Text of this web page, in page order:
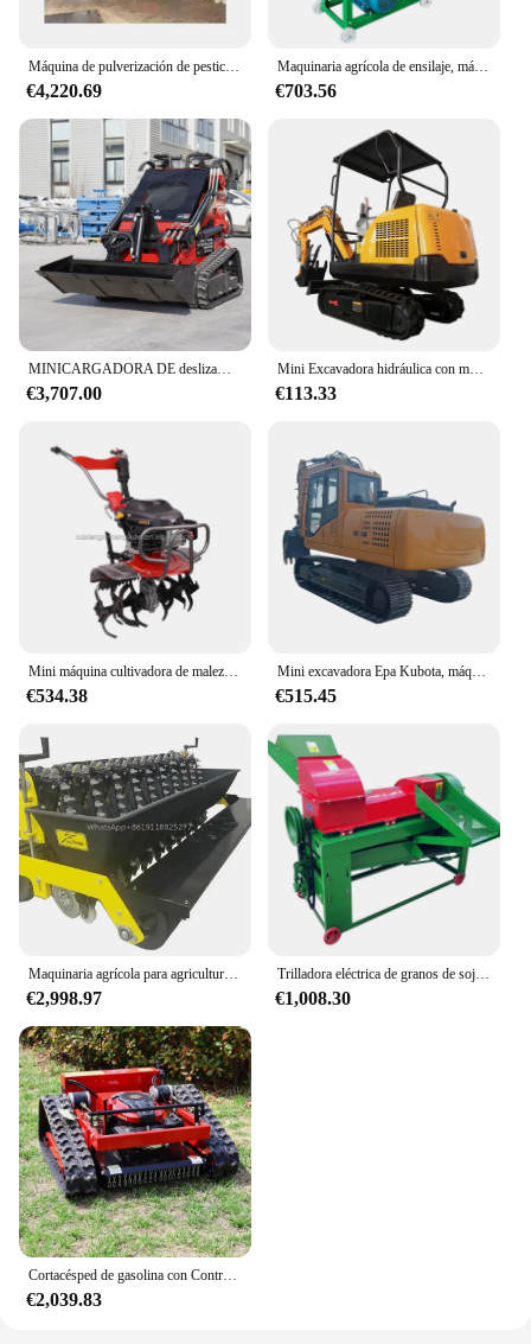
€4,220.69
Maquinaria agrícola de ensilaje, máquina picadora de hierba para alimentación de animales, Mini cortador de paja, 2024
€703.56
€3,707.00
Mini Excavadora hidráulica con motor diésel, máquina de oruga para granja, hogar, jardín, fábrica China personalizada, 1,7 toneladas
€113.33
€534.38
Mini excavadora Epa Kubota, máquina de paquete agrícola, motor personalizado
€515.45
€2,998.97
Trilladora eléctrica de granos de soja, desgranadora de maíz, máquina para granja
€1,008.30
Cortacésped de gasolina con Control remoto para jardín, máquina cortadora de césped de 550mm, cinturones verdes, huertos, disponible en EE. UU.
€2,039.83